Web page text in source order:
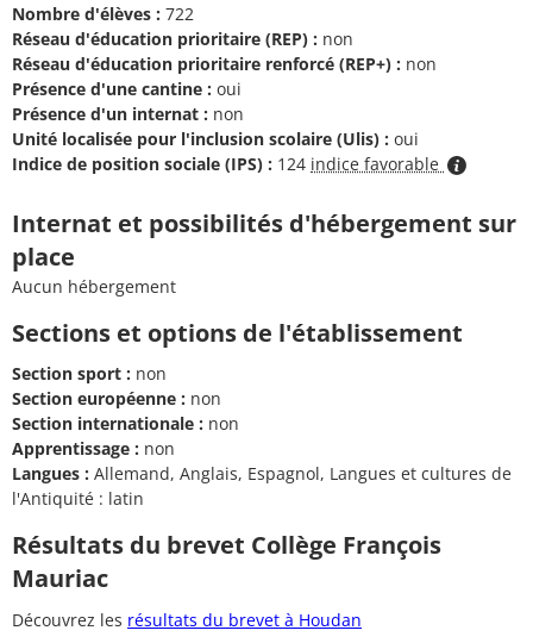
Nombre d'élèves : 722
Réseau d'éducation prioritaire (REP) : non
Réseau d'éducation prioritaire renforcé (REP+) : non
Présence d'une cantine : oui
Présence d'un internat : non
Unité localisée pour l'inclusion scolaire (Ulis) : oui
Indice de position sociale (IPS) : 124 indice favorable
Internat et possibilités d'hébergement sur
place
Aucun hébergement
Sections et options de l'établissement
Section sport : non
Section européenne : non
Section internationale : non
Apprentissage : non
Langues : Allemand, Anglais, Espagnol, Langues et cultures de
l'Antiquité : latin
Résultats du brevet Collège François
Mauriac
Découvrez les résultats du brevet à Houdan